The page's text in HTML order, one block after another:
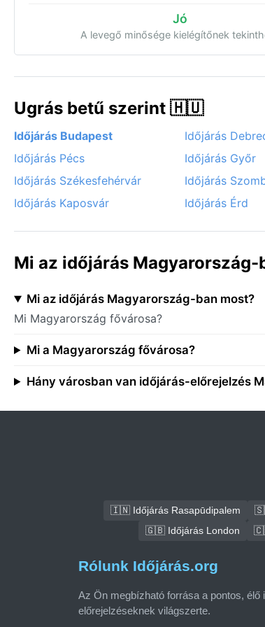
Jó
A levegő minősége kielégítőnek
Ugrás betű szerint 🇭🇺
Időjárás Budapest Időjárás
Időjárás Pécs
Időjárás Győr
Időjárás Székesfehérvár
Időjárás
Időjárás Kaposvár
Időjárás Érd
Mi az időjárás Magyarország-
Mi az időjárás Magyarország-ban most?
Mi Magyarország fővárosa?
Mi a Magyarország fővárosa?
Hány városban van időjárás-előrejelzés
🇮🇳 Időjárás Rasapūdipalem
🇬🇧 Időjárás London
Rólunk Időjárás.org
Az Ön megbízható forrása a pontos, élő
előrejelzéseknek világszerte.